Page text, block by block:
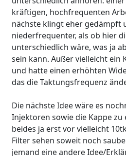
kräftigen, hochfrequenten
nächste klingt eher gedämpft
niederfrequenter, als ob hier
unterschiedlich wäre, was ja
sein kann. Außer vielleicht ein
und hatte einen erhöhten
das die Taktungsfrequenz
Die nächste Idee wäre es
Injektoren sowie die Kappe
beides ja erst vor vielleicht
Filter sehen soweit noch
jemand eine andere Idee/